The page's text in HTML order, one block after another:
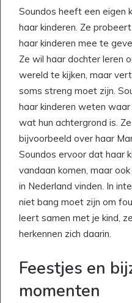
Soundos heeft een eigen
haar kinderen. Ze
haar kinderen mee te
Ze wil haar dochter leren
wereld te kijken, maar
soms streng moet zijn.
haar kinderen weten
wat hun achtergrond is.
bijvoorbeeld over haar
Soundos ervoor dat haar
vandaan komen, maar
in Nederland vinden. In
niet bang moet zijn om
leert samen met je kind,
herkennen zich daarin.
Feestjes en
momenten